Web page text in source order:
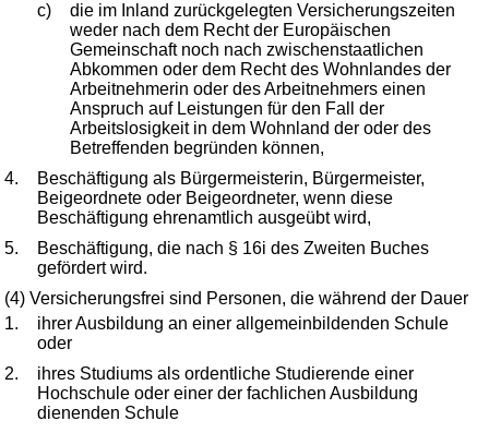
c)
die im Inland zurückgelegten Versicherungszeiten
weder nach dem Recht der Europäischen
Gemeinschaft noch nach zwischenstaatlichen
Abkommen oder dem Recht des Wohnlandes der
Arbeitnehmerin oder des Arbeitnehmers einen
Anspruch auf Leistungen für den Fall der
Arbeitslosigkeit in dem Wohnland der oder des
Betreffenden begründen können,
4.
Beschäftigung als Bürgermeisterin, Bürgermeister,
Beigeordnete oder Beigeordneter, wenn diese
Beschäftigung ehrenamtlich ausgeübt wird,
5.
Beschäftigung, die nach § 16i des Zweiten Buches
gefördert wird.
(4) Versicherungsfrei sind Personen, die während der Dauer
1.
ihrer Ausbildung an einer allgemeinbildenden Schule
oder
2.
ihres Studiums als ordentliche Studierende einer
Hochschule oder einer der fachlichen Ausbildung
dienenden Schule